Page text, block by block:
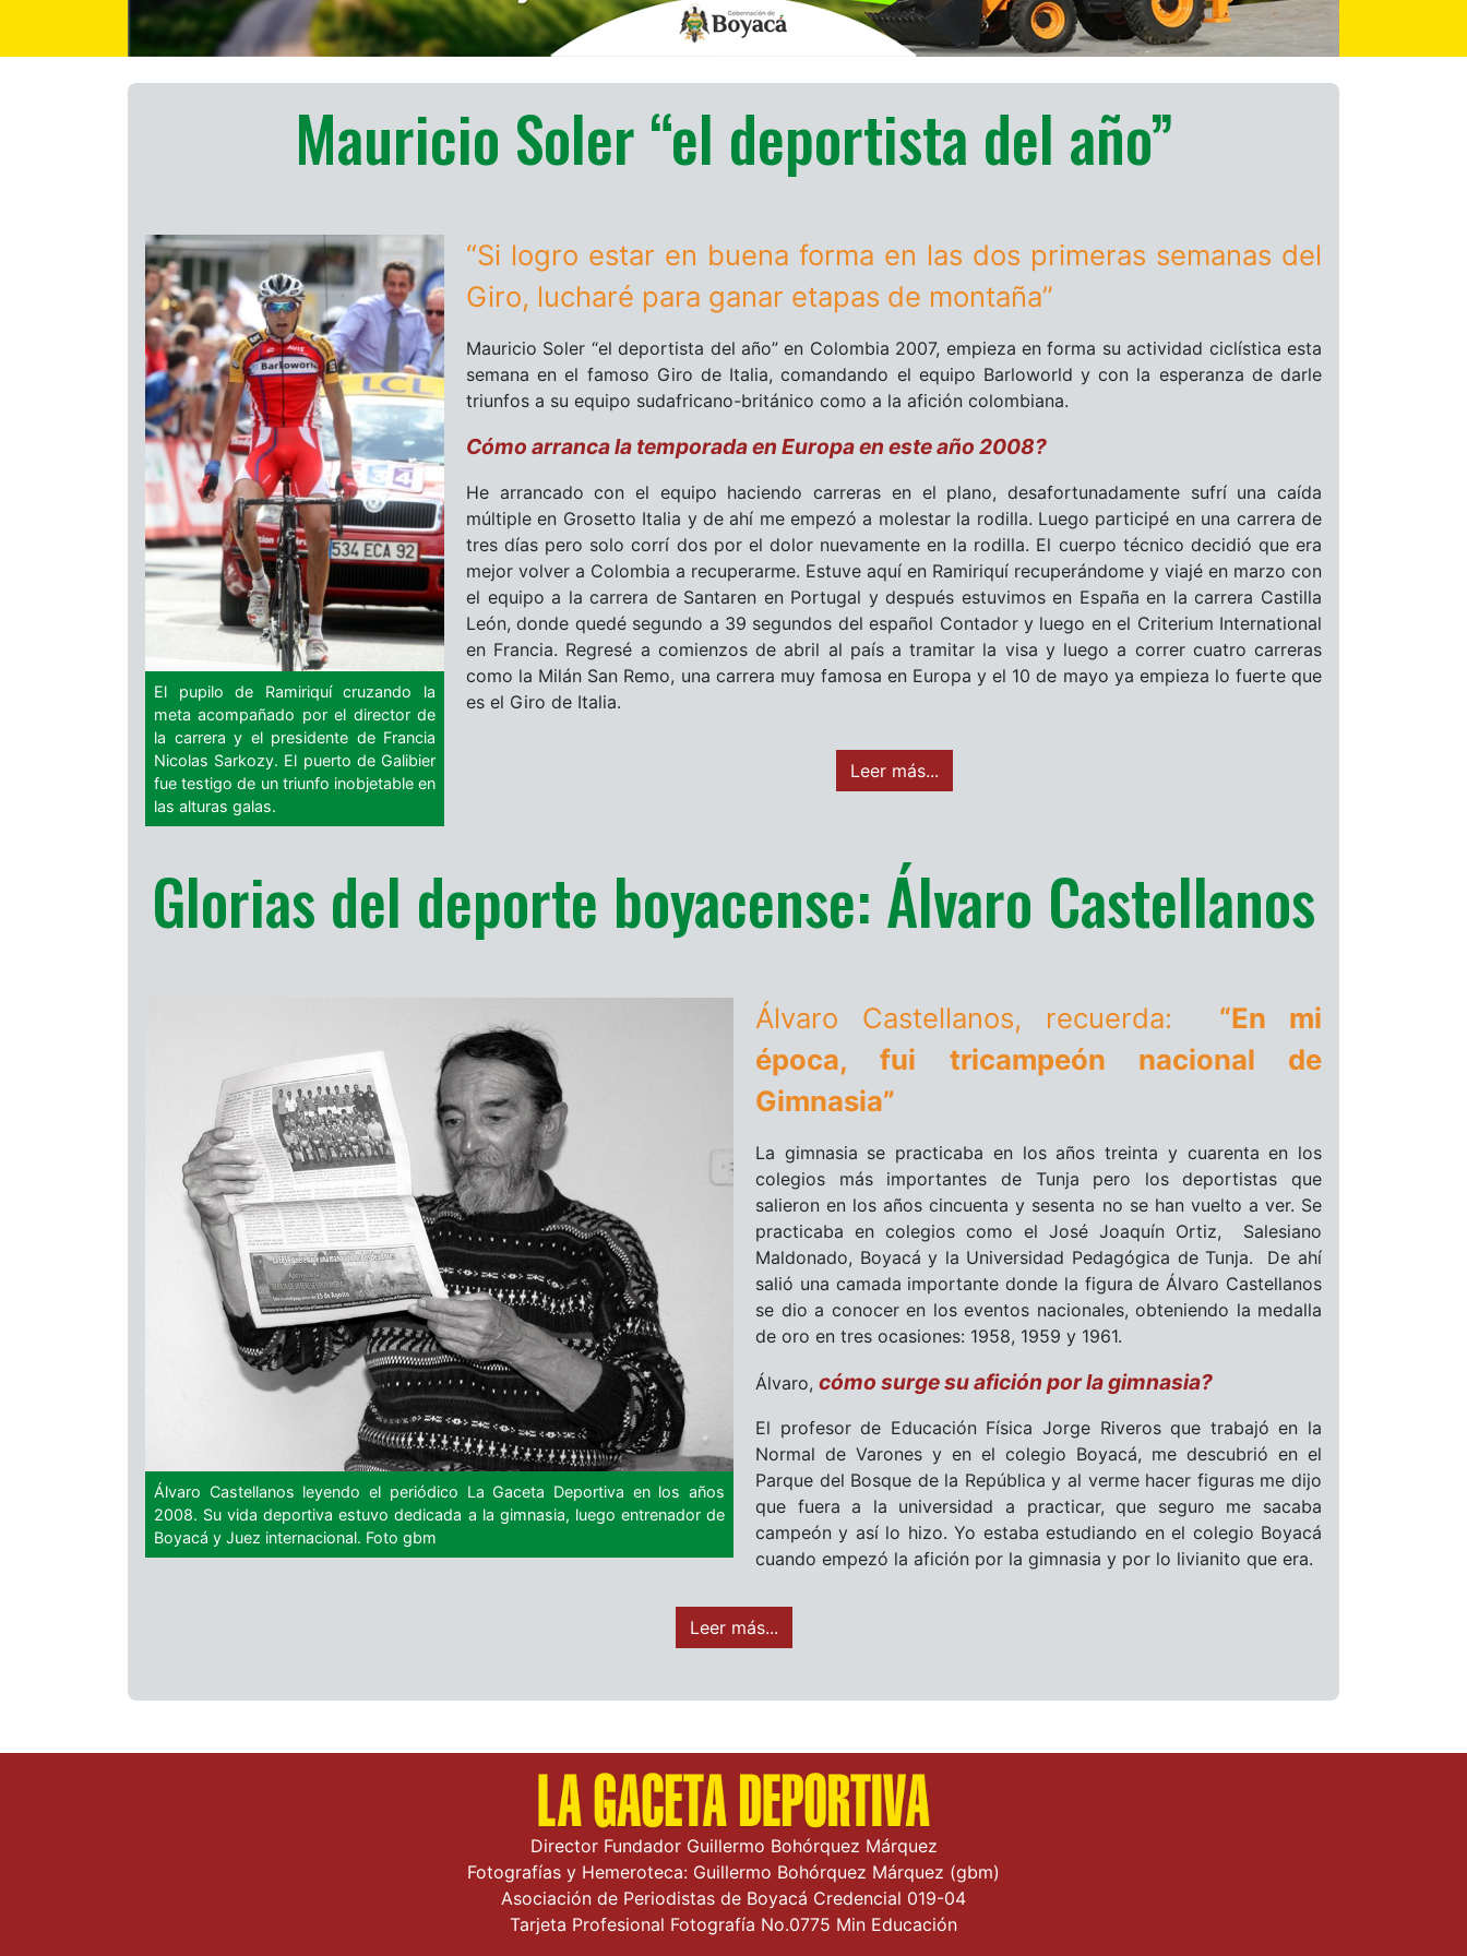
Mauricio Soler “el deportista del año”
El pupilo de Ramiriquí cruzando la
meta acompañado por el director de
la carrera y el presidente de Francia
Nicolas Sarkozy. El puerto de Galibier
fue testigo de un triunfo inobjetable en
las alturas galas.
“Si logro estar en buena forma en las dos primeras semanas del
Giro, lucharé para ganar etapas de montaña”
Mauricio Soler “el deportista del año” en Colombia 2007, empieza en forma su actividad ciclística esta
semana en el famoso Giro de Italia, comandando el equipo Barloworld y con la esperanza de darle
triunfos a su equipo sudafricano-británico como a la afición colombiana.
Cómo arranca la temporada en Europa en este año 2008?
He arrancado con el equipo haciendo carreras en el plano, desafortunadamente sufrí una caída
múltiple en Grosetto Italia y de ahí me empezó a molestar la rodilla. Luego participé en una carrera de
tres días pero solo corrí dos por el dolor nuevamente en la rodilla. El cuerpo técnico decidió que era
mejor volver a Colombia a recuperarme. Estuve aquí en Ramiriquí recuperándome y viajé en marzo con
el equipo a la carrera de Santaren en Portugal y después estuvimos en España en la carrera Castilla
León, donde quedé segundo a 39 segundos del español Contador y luego en el Criterium International
en Francia. Regresé a comienzos de abril al país a tramitar la visa y luego a correr cuatro carreras
como la Milán San Remo, una carrera muy famosa en Europa y el 10 de mayo ya empieza lo fuerte que
es el Giro de Italia.
Leer más...
Glorias del deporte boyacense: Álvaro Castellanos
Álvaro Castellanos leyendo el periódico La Gaceta Deportiva en los años
2008. Su vida deportiva estuvo dedicada a la gimnasia, luego entrenador de
Boyacá y Juez internacional. Foto gbm
Álvaro Castellanos, recuerda: “En mi
época, fui tricampeón nacional de
Gimnasia”
La gimnasia se practicaba en los años treinta y cuarenta en los
colegios más importantes de Tunja pero los deportistas que
salieron en los años cincuenta y sesenta no se han vuelto a ver. Se
practicaba en colegios como el José Joaquín Ortiz, Salesiano
Maldonado, Boyacá y la Universidad Pedagógica de Tunja. De ahí
salió una camada importante donde la figura de Álvaro Castellanos
se dio a conocer en los eventos nacionales, obteniendo la medalla
de oro en tres ocasiones: 1958, 1959 y 1961.
Álvaro, cómo surge su afición por la gimnasia?
El profesor de Educación Física Jorge Riveros que trabajó en la
Normal de Varones y en el colegio Boyacá, me descubrió en el
Parque del Bosque de la República y al verme hacer figuras me dijo
que fuera a la universidad a practicar, que seguro me sacaba
campeón y así lo hizo. Yo estaba estudiando en el colegio Boyacá
cuando empezó la afición por la gimnasia y por lo livianito que era.
Leer más...
Director Fundador Guillermo Bohórquez Márquez
Fotografías y Hemeroteca: Guillermo Bohórquez Márquez (gbm)
Asociación de Periodistas de Boyacá Credencial 019-04
Tarjeta Profesional Fotografía No.0775 Min Educación